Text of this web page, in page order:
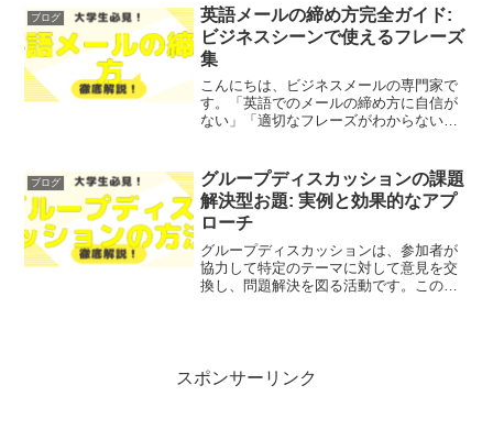
の作成方法と成功事例をご紹介します！
レポトンこの記事は次のよ...
ブログ
英語メールの締め方完全ガイド:
ビジネスシーンで使えるフレーズ
集
こんにちは、ビジネスメールの専門家で
す。「英語でのメールの締め方に自信が
ない」「適切なフレーズがわからない」
ルの締め方について、わかりやすく解説
します！ビジネスメールの...
ブログ
グループディスカッションの課題
解決型お題: 実例と効果的なアプ
ローチ
グループディスカッションは、参加者が
協力して特定のテーマに対して意見を交
換し、問題解決を図る活動です。このプ
スポンサーリンク